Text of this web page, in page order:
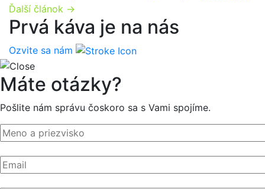
Ďalší článok →
Prvá káva je na nás
Ozvite sa nám
Máte otázky?
Pošlite nám správu čoskoro sa s Vami spojíme.